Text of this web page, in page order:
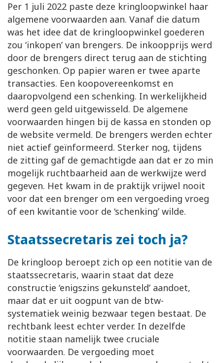
Per 1 juli 2022 paste deze kringloopwinkel haar
algemene voorwaarden aan. Vanaf die datum
was het idee dat de kringloopwinkel goederen
zou ‘inkopen’ van brengers. De inkoopprijs werd
door de brengers direct terug aan de stichting
geschonken. Op papier waren er twee aparte
transacties. Een koopovereenkomst en
daaropvolgend een schenking. In werkelijkheid
werd geen geld uitgewisseld. De algemene
voorwaarden hingen bij de kassa en stonden op
de website vermeld. De brengers werden echter
niet actief geïnformeerd. Sterker nog, tijdens
de zitting gaf de gemachtigde aan dat er zo min
mogelijk ruchtbaarheid aan de werkwijze werd
gegeven. Het kwam in de praktijk vrijwel nooit
voor dat een brenger om een vergoeding vroeg
of een kwitantie voor de ‘schenking’ wilde.
Staatssecretaris zei toch ja?
De kringloop beroept zich op een notitie van de
staatssecretaris, waarin staat dat deze
constructie ‘enigszins gekunsteld’ aandoet,
maar dat er uit oogpunt van de btw-
systematiek weinig bezwaar tegen bestaat. De
rechtbank leest echter verder. In dezelfde
notitie staan namelijk twee cruciale
voorwaarden. De vergoeding moet